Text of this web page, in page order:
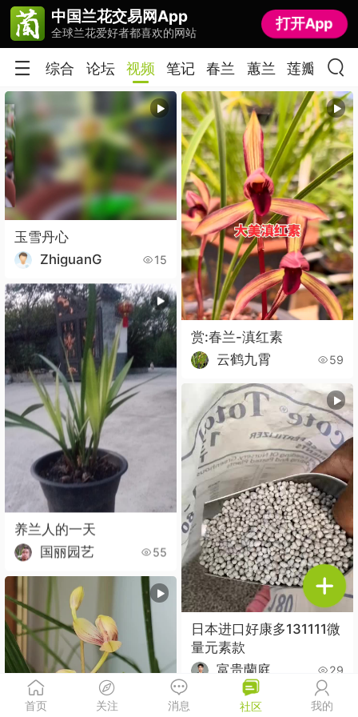
中国兰花交易网App
全球兰花爱好者都喜欢的网站
打开App
中国兰花交易网App
全球兰花爱好者都喜欢的网站
打开App
综合 论坛 视频 笔记 春兰 蕙兰 莲瓣 春剑
玉雪丹心
ZhiguanG
15
赏:春兰-滇红素
云鹤九霄
59
养兰人的一天
国丽园艺
55
日本进口好康多131111微
量元素款
富贵蘭庭
29
首页 关注 消息 社区 我的